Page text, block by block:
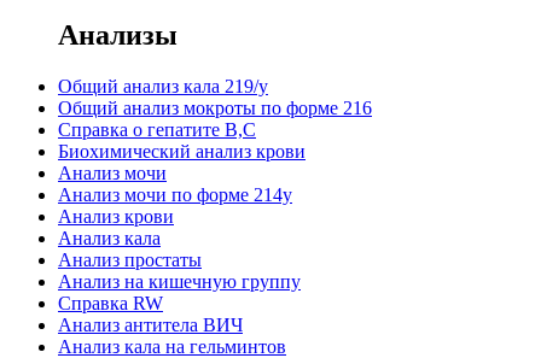
Анализы
Общий анализ кала 219/у
Общий анализ мокроты по форме 216
Справка о гепатите B,C
Биохимический анализ крови
Анализ мочи
Анализ мочи по форме 214у
Анализ крови
Анализ кала
Анализ простаты
Анализ на кишечную группу
Справка RW
Анализ антитела ВИЧ
Анализ кала на гельминтов